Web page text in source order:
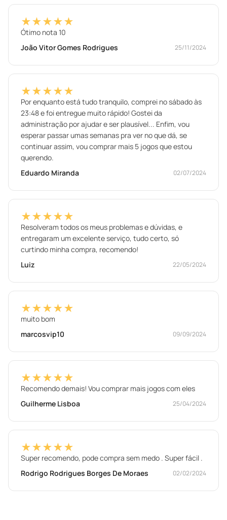
★★★★★
Ótimo nota 10
João Vitor Gomes Rodrigues
25/11/2024
★★★★★
Por enquanto está tudo tranquilo, comprei no sábado às
23:48 e foi entregue muito rápido! Gostei da
administração por ajudar e ser plausível... Enfim, vou
esperar passar umas semanas pra ver no que dá, se
continuar assim, vou comprar mais 5 jogos que estou
querendo.
Eduardo Miranda
02/07/2024
★★★★★
Resolveram todos os meus problemas e dúvidas, e
entregaram um excelente serviço, tudo certo, só
curtindo minha compra, recomendo!
Luiz
22/05/2024
★★★★★
muito bom
marcosvip10
09/09/2024
★★★★★
Recomendo demais! Vou comprar mais jogos com eles
Guilherme Lisboa
25/04/2024
★★★★★
Super recomendo, pode compra sem medo . Super fácil .
Rodrigo Rodrigues Borges De Moraes
02/02/2024